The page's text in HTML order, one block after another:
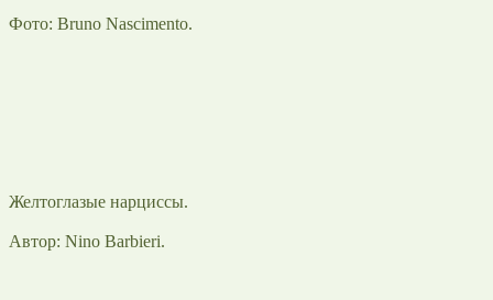
Фото: Bruno Nascimento.
Желтоглазые нарциссы.
Автор: Nino Barbieri.